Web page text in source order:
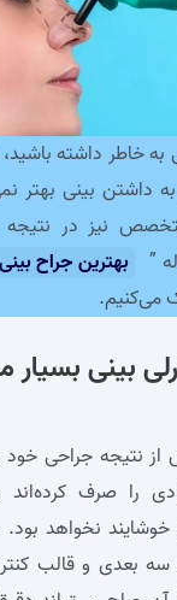
خاطر داشته باشید،
داشتن بینی بهتر
نیز در
”
بهترین جراح
می‌کنیم.
بینی
نتیجه جراحی خود
را صرف
خوشایند نخواهد
بعدی و‌ قالب